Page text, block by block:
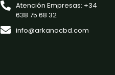
Atención Empresas: +34
638 75 68 32
info@arkanocbd.com